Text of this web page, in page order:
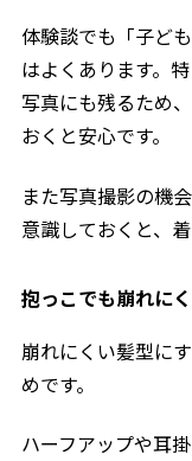
体験談でも「子ど
はよくあります。
写真にも残るため
おくと安心です。
また写真撮影の機
意識しておくと、
抱っこでも崩れに
崩れにくい髪型に
めです。
ハーフアップや耳